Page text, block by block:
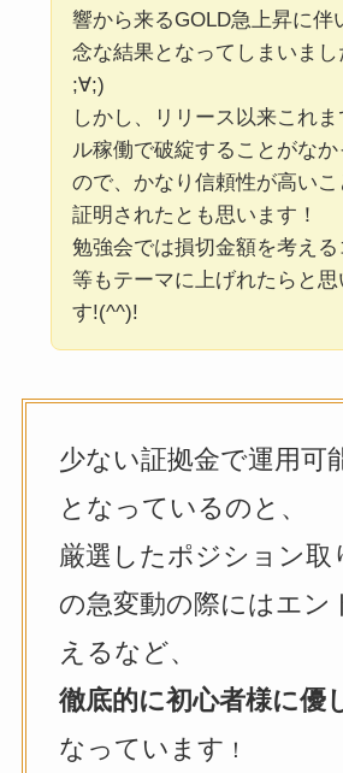
響から来るGOLD急上昇に伴
念な結果となってしまいまし
;∀;)
しかし、リリース以来これま
ル稼働で破綻することがなか
ので、かなり信頼性が高いこ
証明されたとも思います！
勉強会では損切金額を考える
等もテーマに上げれたらと思
す!(^^)!
少ない証拠金で運用可
となっているのと、
厳選したポジション取
の急変動の際にはエン
えるなど、
徹底的に初心者様に優
なっています ！